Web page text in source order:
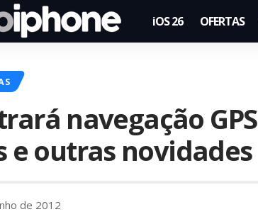
iOS 26 OFERTAS
navegação
e outras novidades
de 2012